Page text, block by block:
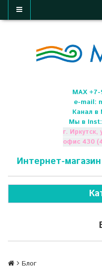
МАХ +7-
e-mail:
Канал в
Мы в Inst:
г.
офис 430
Интернет-
Блог